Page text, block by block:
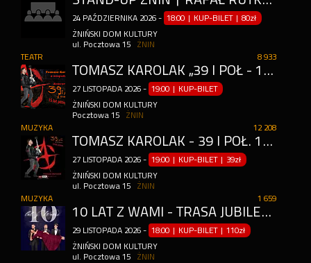
24 PAŹDZIERNIKA 2026 - 18:00 | KUP-BILET |80zł
ŻNIŃSKI DOM KULTURY
ul. Pocztowa 15
ŻNIN
8 933
TEATR
TOMASZ KAROLAK ,,39 I PÓŁ - 15 LAT PÓŹNIEJ"
27 LISTOPADA 2026 - 19:00 | KUP-BILET
ŻNIŃSKI DOM KULTURY
Pocztowa 15
ŻNIN
12 208
MUZYKA
TOMASZ KAROLAK - 39 I PÓŁ. 15 LAT PÓŹNIEJ
27 LISTOPADA 2026 - 19:00 | KUP-BILET | 39zł
ŻNIŃSKI DOM KULTURY
ul. Pocztowa 15
ŻNIN
1 659
MUZYKA
10 LAT Z WAMI - TRASA JUBILEUSZOWA 2026
29 LISTOPADA 2026 - 18:00 | KUP-BILET |110zł
ŻNIŃSKI DOM KULTURY
ul. Pocztowa 15
ŻNIN